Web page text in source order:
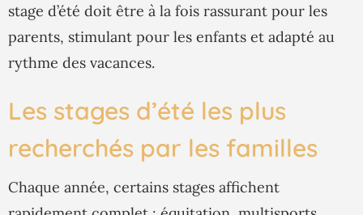
stage d’été doit être à la fois rassurant pour les
parents, stimulant pour les enfants et adapté au
rythme des vacances.
Les stages d’été les plus
recherchés par les familles
Chaque année, certains stages affichent